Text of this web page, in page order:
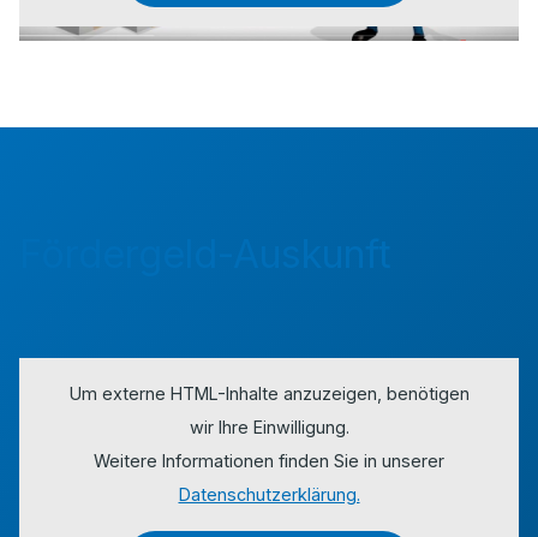
Um externe HTML-Inhalte anzuzeigen, benötigen
wir Ihre Einwilligung.
Weitere Informationen finden Sie in unserer
Datenschutzerklärung.